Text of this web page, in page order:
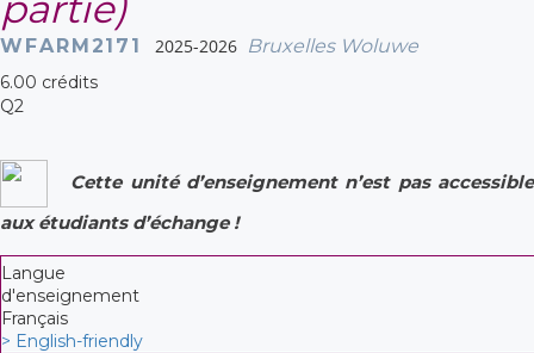
WFARM2171 2025-2026 Bruxelles Woluwe
6.00 crédits
Q2
Cette unité d’enseignement n’est pas accessible
aux étudiants d’échange !
Langue
d'enseignement
Français
> English-friendly